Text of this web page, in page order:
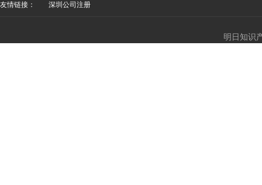
友情链接： 深圳公司注册
明日知识